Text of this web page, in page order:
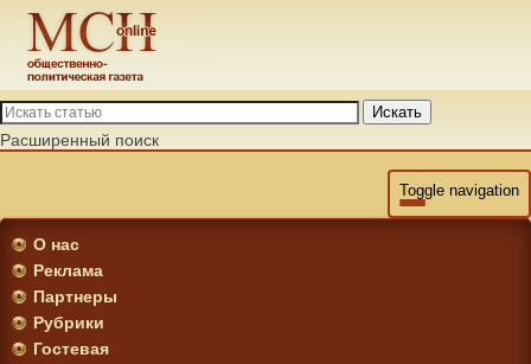
Искать
Расширенный поиск
Toggle navigation
О нас
Реклама
Партнеры
Рубрики
Гостевая